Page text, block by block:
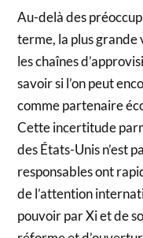
Au-delà des
terme, la plus
les chaînes
savoir si l’on peut
comme partenaire
Cette incertitude
des États-Unis n’est
responsables ont
de l’attention
pouvoir par Xi et de